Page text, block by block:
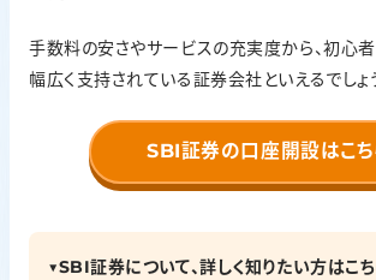
手数料の安さやサービスの充実度から、初心
幅広く支持されている証券会社といえるでしょ
SBI証券の口座開設はこち
▼SBI証券について、詳しく知りたい方はこ